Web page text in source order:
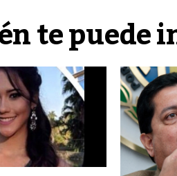
te puede